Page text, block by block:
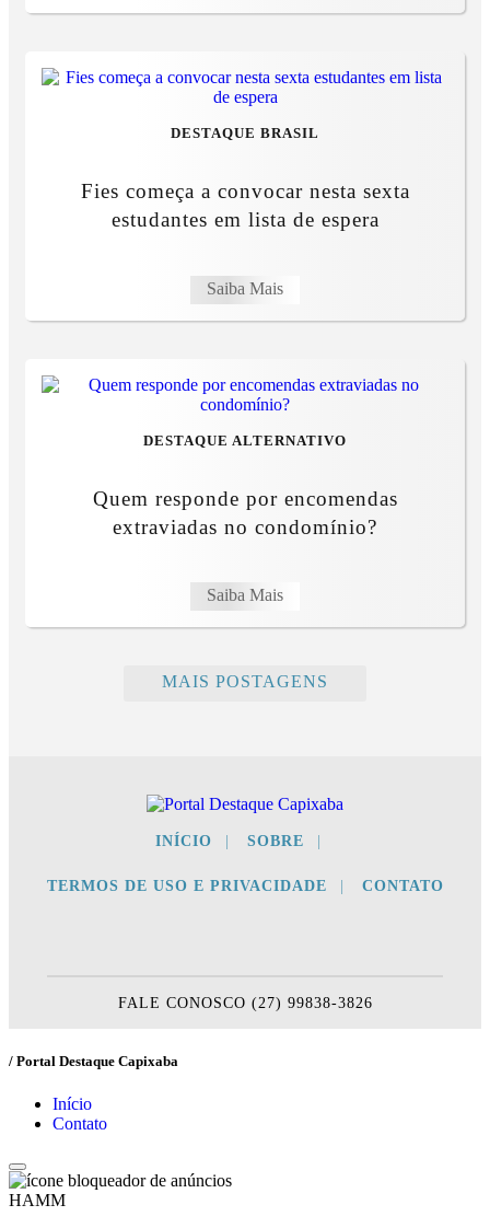
DESTAQUE BRASIL
Fies começa a convocar nesta sexta
estudantes em lista de espera
Saiba Mais
DESTAQUE ALTERNATIVO
Quem responde por encomendas
extraviadas no condomínio?
Saiba Mais
MAIS POSTAGENS
INÍCIO | SOBRE |
TERMOS DE USO E PRIVACIDADE | CONTATO
FALE CONOSCO (27) 99838-3826
/ Portal Destaque Capixaba
Início
Contato
HAMM